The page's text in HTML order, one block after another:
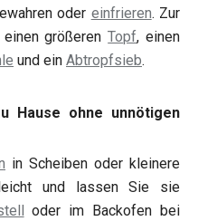
oder einfrieren. Zur
einen größerenTopf, einen
und ein Abtropfsieb.
Hause ohne unnötigen
in Scheiben oder kleinere
und lassen Sie sie
oder im Backofen bei